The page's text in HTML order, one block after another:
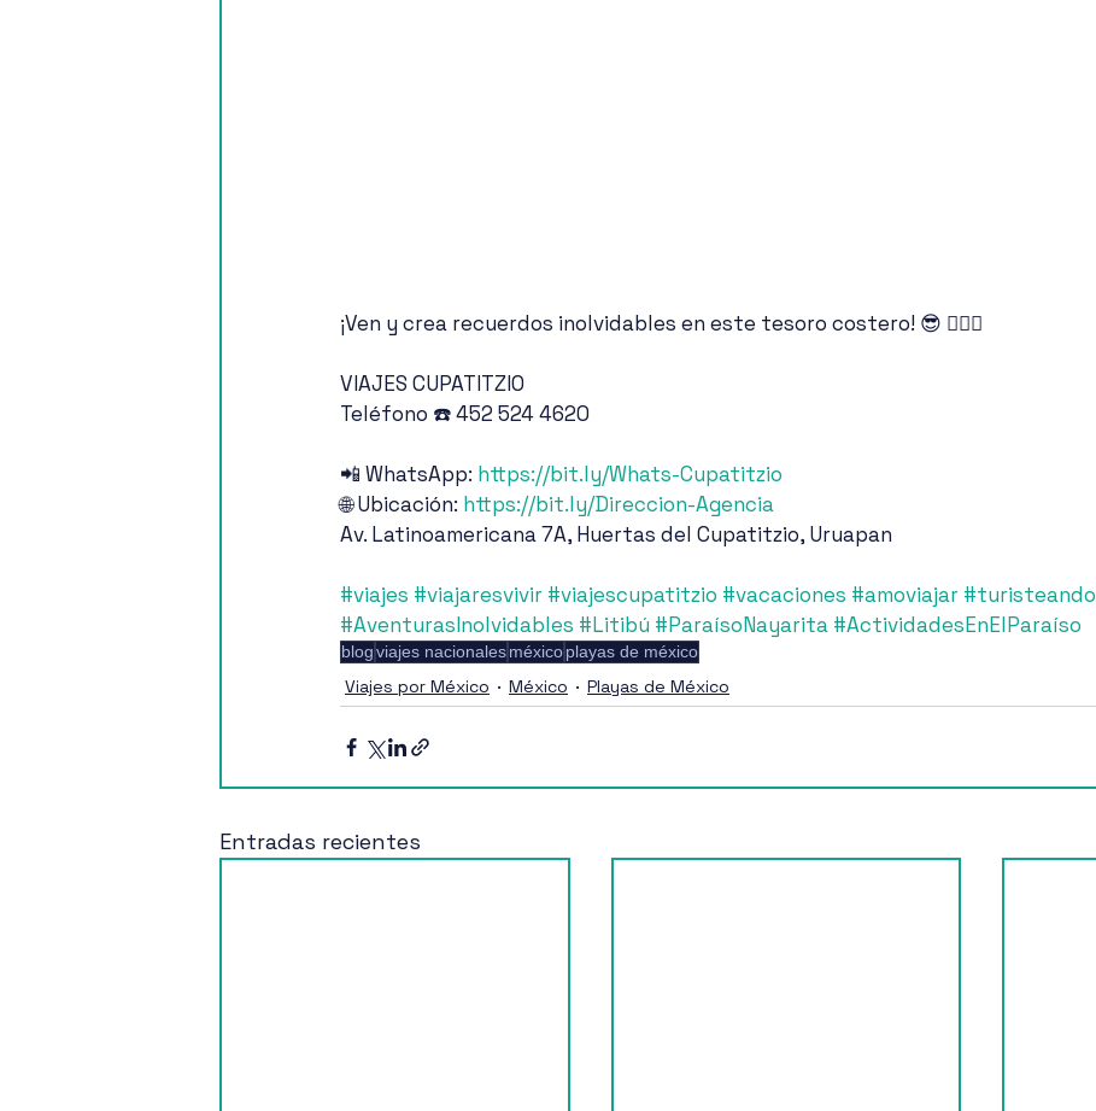
¡Ven y crea recuerdos inolvidables en este tesoro costero! 😎 🚣🏼‍♂️
VIAJES CUPATITZIO
Teléfono ☎️ 452 524 4620
📲 WhatsApp: https://bit.ly/Whats-Cupatitzio
🌐 Ubicación: https://bit.ly/Direccion-Agencia
Av. Latinoamericana 7A, Huertas del Cupatitzio, Uruapan
#viajes #viajaresvivir #viajescupatitzio #vacaciones #amoviajar #turisteando
#AventurasInolvidables #Litibú #ParaísoNayarita #ActividadesEnElParaíso
blogviajes nacionalesméxicoplayas de méxico
Viajes por México México Playas de México
Entradas recientes